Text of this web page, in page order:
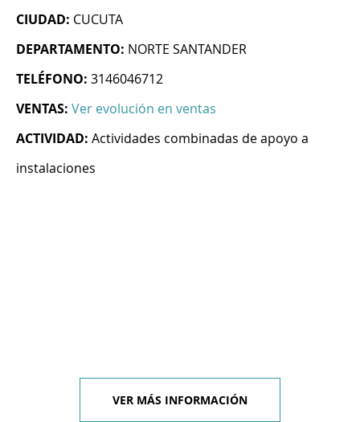
CIUDAD: CUCUTA
DEPARTAMENTO: NORTE SANTANDER
TELÉFONO: 3146046712
VENTAS: Ver evolución en ventas
ACTIVIDAD: Actividades combinadas de apoyo a
instalaciones
VER MÁS INFORMACIÓN